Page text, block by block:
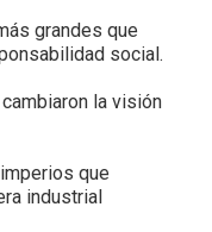
grandes que
social.
la visión
que
industrial